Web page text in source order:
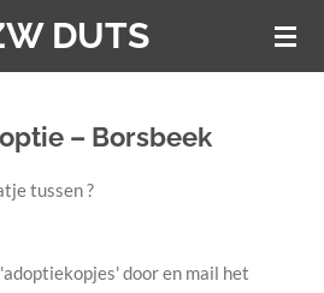
DUTS
– Borsbeek
tussen ?
door en mail het